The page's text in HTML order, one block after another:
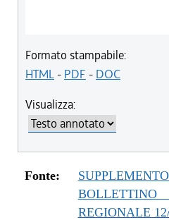
Formato stampabile:
HTML- PDF - DOC
Visualizza:
Fonte:
REGIONALE